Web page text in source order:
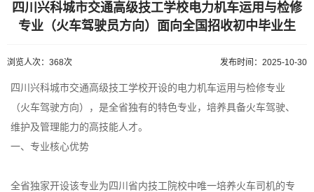
四川兴科城市交通高级技工学校电力机车运用与检修
专业（火车驾驶员方向）面向全国招收初中毕业生
浏览人次：368次 发布时间：2025-10-30
四川兴科城市交通高级技工学校开设的电力机车运用与检修专业
（火车驾驶方向），是全省独有的特色专业，培养具备火车驾驶、
维护及管理能力的高技能人才。
一、专业核心优势
全省独家开设该专业为四川省内技工院校中唯一培养火车司机的专